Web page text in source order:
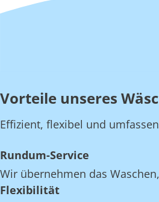
Vorteile unseres
Effizient, flexibel und
Rundum-Service
Wir übernehmen das
Flexibilität